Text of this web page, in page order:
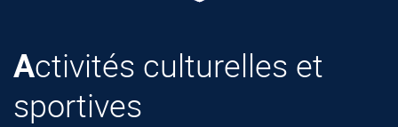
Activités culturelles et
sportives